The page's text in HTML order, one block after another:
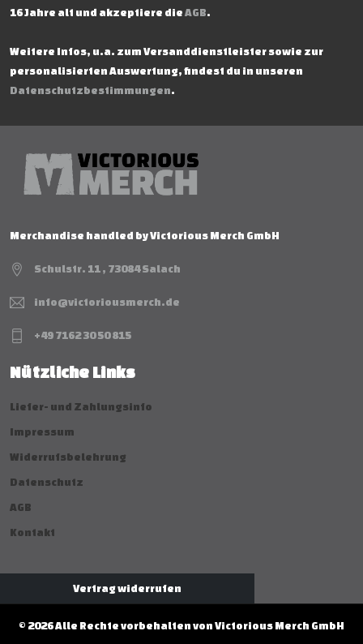
16 Jahre alt und akzeptiere die AGB.
Weitere Infos, u.a. zum Versanddienstleister sowie zur
personalisierten Auswertung, findest du in unseren
Datenschutzbestimmungen.
Merchandise handled by Victorious Merch GmbH
Schulstr. 11 , 73084 Salach
info@victoriousmerch.de
+49 7162 30 50 815
Nützliche Links
Liefer- und Zahlungsinfo
Impressum
Widerrufsbelehrung
Datenschutz
AGB
Kontakt
Vertrag widerrufen
© 2026 Alle Rechte vorbehalten von Victorious Merch GmbH